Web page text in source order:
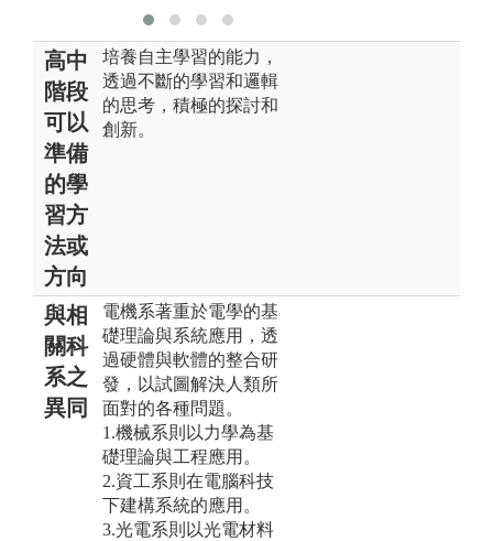
高中
階段
可以
準備
的學
習方
法或
方向
培養自主學習的能力，
透過不斷的學習和邏輯
的思考，積極的探討和
創新。
與相
關科
系之
異同
電機系著重於電學的基
礎理論與系統應用，透
過硬體與軟體的整合研
發，以試圖解決人類所
面對的各種問題。
1.機械系則以力學為基
礎理論與工程應用。
2.資工系則在電腦科技
下建構系統的應用。
3.光電系則以光電材料